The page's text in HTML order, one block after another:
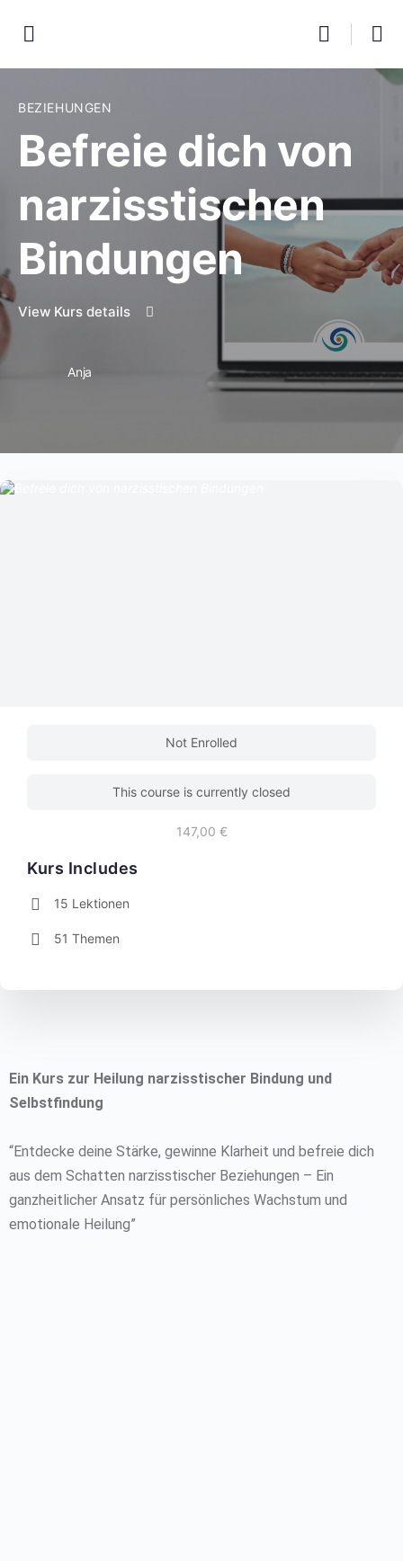
BEZIEHUNGEN
Befreie dich von
narzisstischen
Bindungen
View Kurs details
Anja
Ein Kurs zur Heilung narzisstischer Bindung und
Selbstfindung
“Entdecke deine Stärke, gewinne Klarheit und befreie dich
aus dem Schatten narzisstischer Beziehungen – Ein
ganzheitlicher Ansatz für persönliches Wachstum und
emotionale Heilung”
Not Enrolled
This course is currently closed
147,00 €
Kurs Includes
15 Lektionen
51 Themen